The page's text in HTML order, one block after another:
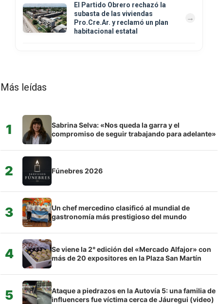
El Partido Obrero rechazó la
subasta de las viviendas
Pro.Cre.Ar. y reclamó un plan
habitacional estatal
Más leídas
1
Sabrina Selva: «Nos queda la garra y el
compromiso de seguir trabajando para adelante»
2 Fúnebres 2026
3
Un chef mercedino clasificó al mundial de
gastronomía más prestigioso del mundo
4
Se viene la 2° edición del «Mercado Alfajor» con
más de 20 expositores en la Plaza San Martín
5
Ataque a piedrazos en la Autovía 5: una familia de
influencers fue víctima cerca de Jáuregui (video)